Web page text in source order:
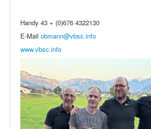
Handy 43 + (0)676 4322130
E-Mail obmann@vbsc.info
www.vbsc.info